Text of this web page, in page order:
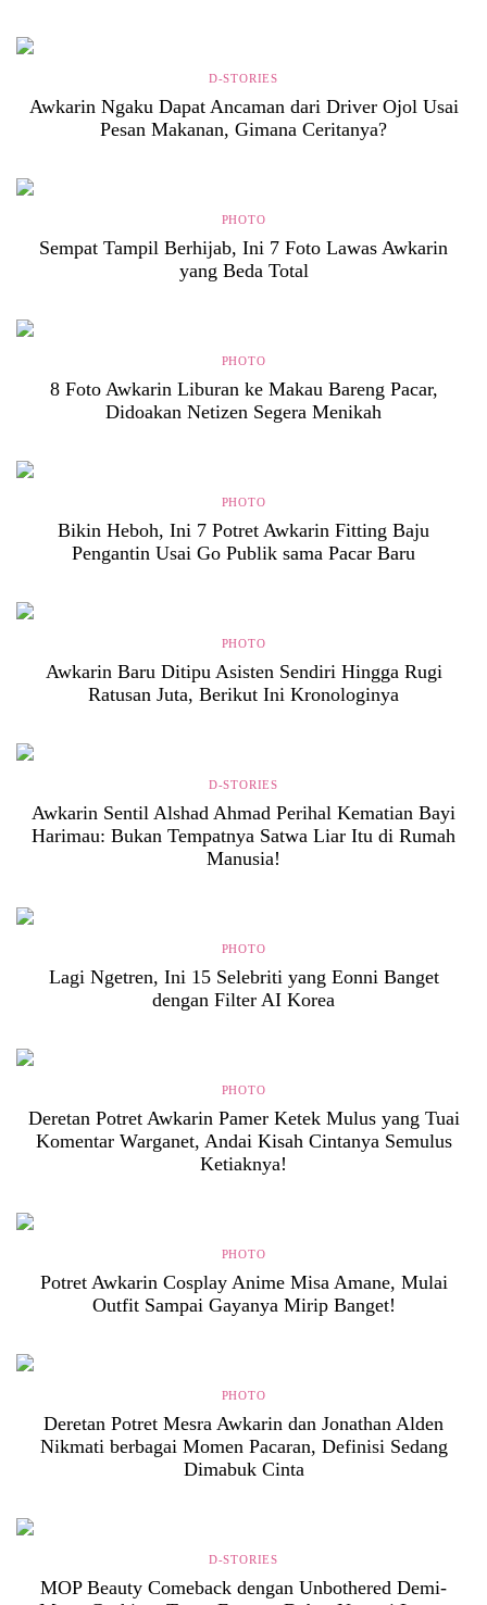
D-STORIES
Awkarin Ngaku Dapat Ancaman dari Driver Ojol Usai
Pesan Makanan, Gimana Ceritanya?
PHOTO
Sempat Tampil Berhijab, Ini 7 Foto Lawas Awkarin
yang Beda Total
PHOTO
8 Foto Awkarin Liburan ke Makau Bareng Pacar,
Didoakan Netizen Segera Menikah
PHOTO
Bikin Heboh, Ini 7 Potret Awkarin Fitting Baju
Pengantin Usai Go Publik sama Pacar Baru
PHOTO
Awkarin Baru Ditipu Asisten Sendiri Hingga Rugi
Ratusan Juta, Berikut Ini Kronologinya
D-STORIES
Awkarin Sentil Alshad Ahmad Perihal Kematian Bayi
Harimau: Bukan Tempatnya Satwa Liar Itu di Rumah
Manusia!
PHOTO
Lagi Ngetren, Ini 15 Selebriti yang Eonni Banget
dengan Filter AI Korea
PHOTO
Deretan Potret Awkarin Pamer Ketek Mulus yang Tuai
Komentar Warganet, Andai Kisah Cintanya Semulus
Ketiaknya!
PHOTO
Potret Awkarin Cosplay Anime Misa Amane, Mulai
Outfit Sampai Gayanya Mirip Banget!
PHOTO
Deretan Potret Mesra Awkarin dan Jonathan Alden
Nikmati berbagai Momen Pacaran, Definisi Sedang
Dimabuk Cinta
D-STORIES
MOP Beauty Comeback dengan Unbothered Demi-